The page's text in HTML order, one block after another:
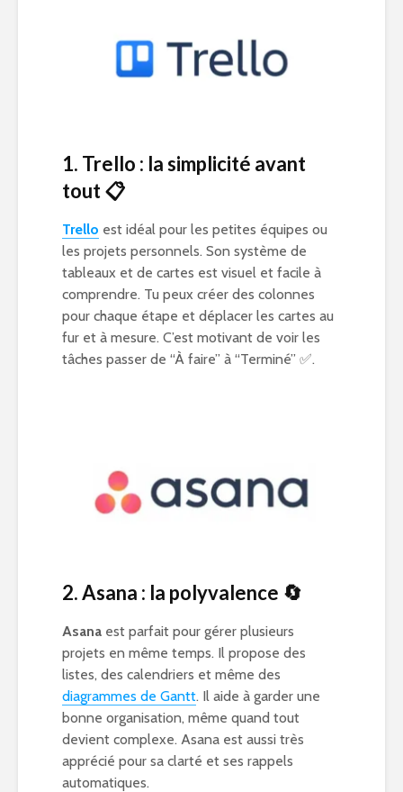
1. Trello : la simplicité avant
tout📋
Trello est idéal pour les petites équipes ou
les projets personnels. Son système de
tableaux et de cartes est visuel et facile à
comprendre. Tu peux créer des colonnes
pour chaque étape et déplacer les cartes au
fur et à mesure. C’est motivant de voir les
tâches passer de “À faire” à “Terminé” ✅.
2. Asana : la polyvalence 🔄
Asana est parfait pour gérer plusieurs
projets en même temps. Il propose des
listes, des calendriers et même des
diagrammes de Gantt. Il aide à garder une
bonne organisation, même quand tout
devient complexe. Asana est aussi très
apprécié pour sa clarté et ses rappels
automatiques.